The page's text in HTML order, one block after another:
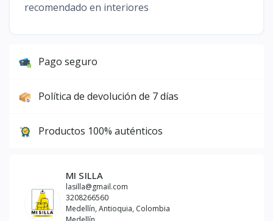
recomendado en interiores
Pago seguro
Política de devolución de 7 días
Productos 100% auténticos
MI SILLA
lasilla@gmail.com
3208266560
Medellín, Antioquia, Colombia